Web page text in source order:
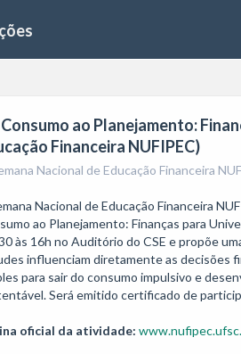
ao Planejamento:
Financeira NUFIPEC)
Nacional de Educação Financeira
Nacional de Educação Financeira
ao Planejamento: Finanças para
às 16h no Auditório do CSE e propõe
influenciam diretamente as decisões
para sair do consumo impulsivo e
Será emitido certificado de
oficial da atividade: